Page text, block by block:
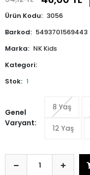
Ürün Kodu: 3056
Barkod: 5493701569443
Marka: NK Kids
Kategori:
Stok: 1
Genel
Varyant:
8 Yaş
12 Yaş